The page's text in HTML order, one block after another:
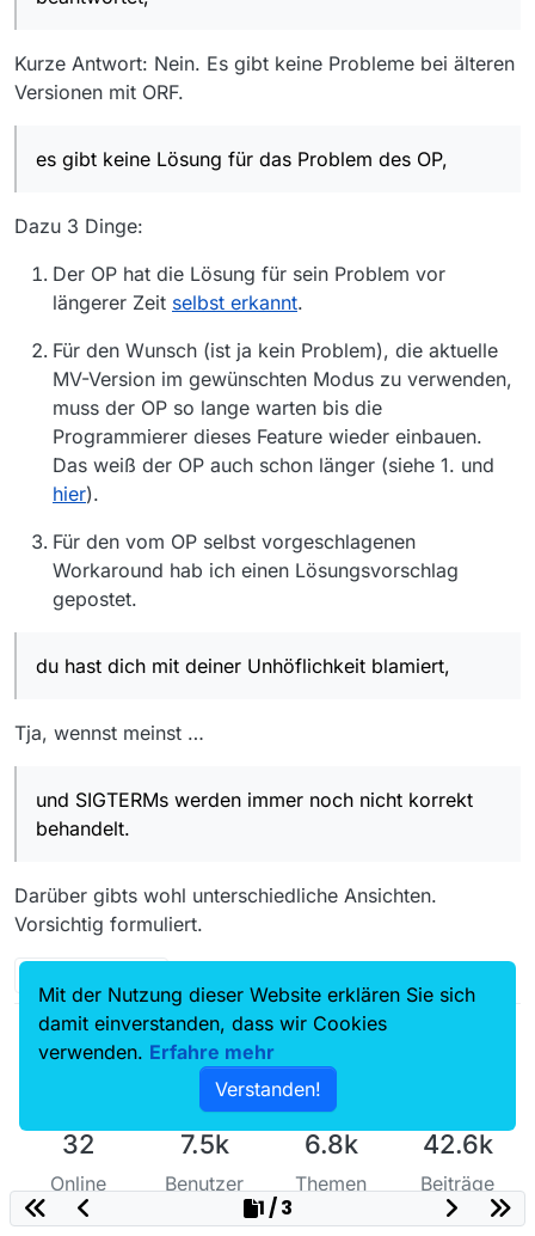
Kurze Antwort: Nein. Es gibt keine Probleme bei älteren
Versionen mit ORF.
es gibt keine Lösung für das Problem des OP,
Dazu 3 Dinge:
Der OP hat die Lösung für sein Problem vor
längerer Zeit selbst erkannt.
Für den Wunsch (ist ja kein Problem), die aktuelle
MV-Version im gewünschten Modus zu verwenden,
muss der OP so lange warten bis die
Programmierer dieses Feature wieder einbauen.
Das weiß der OP auch schon länger (siehe 1. und
hier).
Für den vom OP selbst vorgeschlagenen
Workaround hab ich einen Lösungsvorschlag
gepostet.
du hast dich mit deiner Unhöflichkeit blamiert,
Tja, wennst meinst …
und SIGTERMs werden immer noch nicht korrekt
behandelt.
Darüber gibts wohl unterschiedliche Ansichten.
Vorsichtig formuliert.
32
Online
7.5k
Benutzer
6.8k
Themen
42.6k
Beiträge
1 / 3
Mit der Nutzung dieser Website erklären Sie sich
damit einverstanden, dass wir Cookies
verwenden. Erfahre mehr
Verstanden!